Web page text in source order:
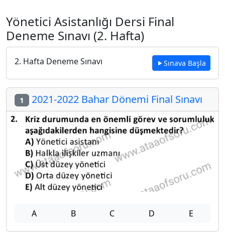
Yönetici Asistanlığı Dersi Final
Deneme Sınavı (2. Hafta)
2. Hafta Deneme Sınavı Sınava Başla
1 2021-2022 Bahar Dönemi Final Sınavı
A B C D E